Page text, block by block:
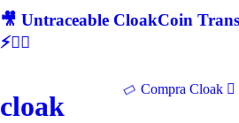
🎥 Untraceable CloakCoin
⚡🕵‍♂
cloak
Compra Cloak